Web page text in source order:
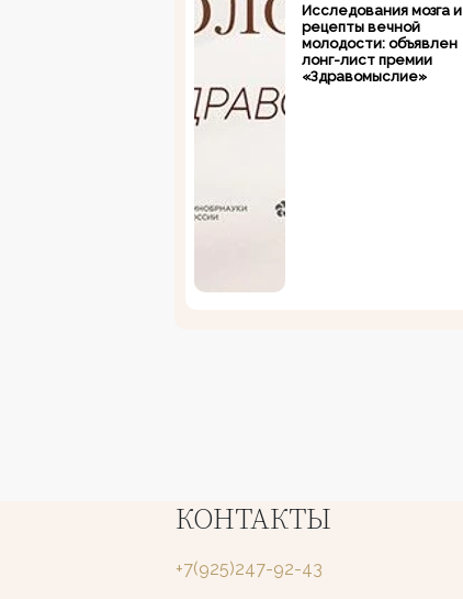
Исследования мозга и
рецепты вечной
молодости: объявлен
лонг-лист премии
«Здравомыслие»
КОНТАКТЫ
+7(925)247-92-43